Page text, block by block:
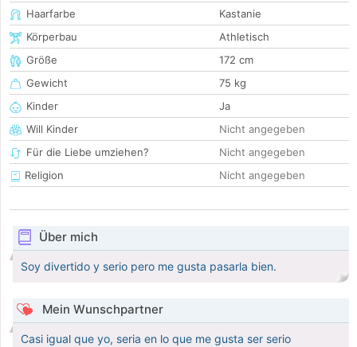
Haarfarbe
Kastanie
Körperbau
Athletisch
Größe
172 cm
Gewicht
75 kg
Kinder
Ja
Will Kinder
Nicht angegeben
Für die Liebe umziehen?
Nicht angegeben
Religion
Nicht angegeben
Über mich
Soy divertido y serio pero me gusta pasarla bien.
Mein Wunschpartner
Casi igual que yo, seria en lo que me gusta ser serio